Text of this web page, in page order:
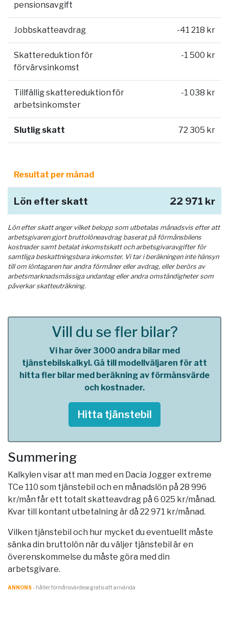
pensionsavgift
Jobbskatteavdrag -41 218 kr
Skattereduktion för
förvärvsinkomst
-1 500 kr
Tillfällig skattereduktion för
arbetsinkomster
-1 038 kr
Slutlig skatt 72 305 kr
Resultat per månad
Lön efter skatt 22 971 kr
Lön efter skatt anger vilket belopp som utbetalas månadsvis efter att
arbetsgivaren gjort bruttolöneavdrag baserat på förmånsbilens
kostnader samt betalat inkomstskatt och arbetsgivaravgifter för
samtliga beskattningsbara inkomster. Vi tar i beräkningen inte hänsyn
till om löntagaren har andra förmåner eller avdrag, eller berörs av
arbetsmarknadsmässiga undantag eller andra omständigheter som
påverkar skatteuträkning.
Vill du se fler bilar?
Vi har över 3000 andra bilar med
tjänstebilskalkyl. Gå till modellväljaren för att
hitta fler bilar med beräkning av förmånsvärde
och kostnader.
Hitta tjänstebil
Summering
Kalkylen visar att man med en Dacia Jogger extreme
TCe 110 som tjänstebil och en månadslön på 28 996
kr/mån får ett totalt skatteavdrag på 6 025 kr/månad.
Kvar till kontant utbetalning är då 22 971 kr/månad.
Vilken tjänstebil och hur mycket du eventuellt måste
sänka din bruttolön när du väljer tjänstebil är en
överenskommelse du måste göra med din
arbetsgivare.
ANNONS- håller förmånsvärde.se gratis att använda